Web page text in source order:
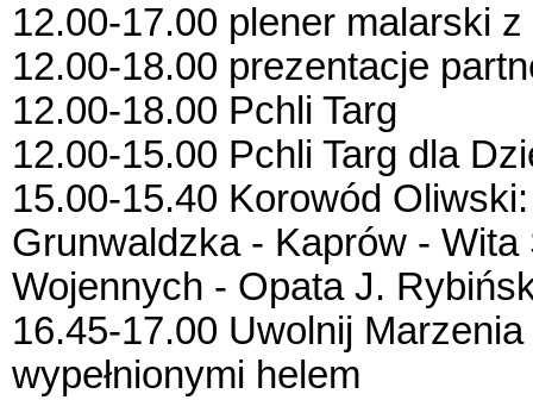
12.00-17.00 plener malarski
12.00-18.00 prezentacje
12.00-18.00 Pchli Targ
12.00-15.00 Pchli Targ dla
15.00-15.40 Korowód
Grunwaldzka - Kaprów -
Wojennych - Opata J.
16.45-17.00 Uwolnij
wypełnionymi helem